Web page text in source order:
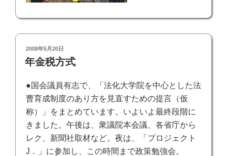
投
稿
日:
2008年5月20日
年金税方式
●国会議員有志で、「法化大学院を中心とした法
曹育成制度のあり方を見直すための提言（仮
称）」をまとめています。いよいよ最終段階に
きました。午後は、衆議院本会議、各省庁から
レク、新聞社取材など。夜は、「プロジェクト
J．」に参加し、この時間まで政策勉強会。